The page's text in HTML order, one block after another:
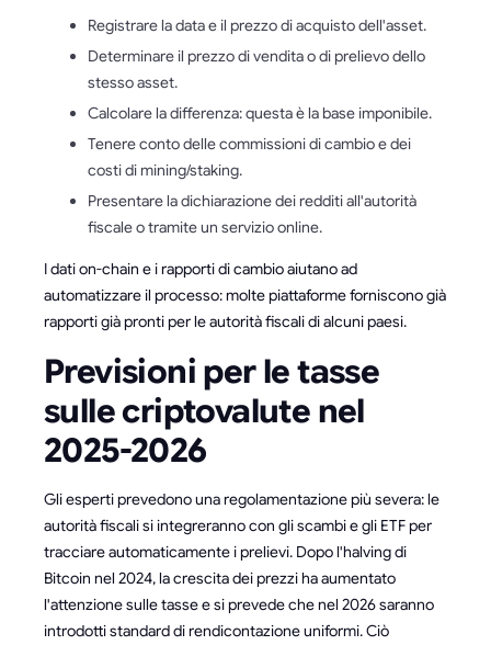
Registrare la data e il prezzo di acquisto dell'asset.
Determinare il prezzo di vendita o di prelievo dello
stesso asset.
Calcolare la differenza: questa è la base imponibile.
Tenere conto delle commissioni di cambio e dei
costi di mining/staking.
Presentare la dichiarazione dei redditi all'autorità
fiscale o tramite un servizio online.
I dati on-chain e i rapporti di cambio aiutano ad
automatizzare il processo: molte piattaforme forniscono già
rapporti già pronti per le autorità fiscali di alcuni paesi.
Previsioni per le tasse
sulle criptovalute nel
2025-2026
Gli esperti prevedono una regolamentazione più severa: le
autorità fiscali si integreranno con gli scambi e gli ETF per
tracciare automaticamente i prelievi. Dopo l'halving di
Bitcoin nel 2024, la crescita dei prezzi ha aumentato
l'attenzione sulle tasse e si prevede che nel 2026 saranno
introdotti standard di rendicontazione uniformi. Ciò